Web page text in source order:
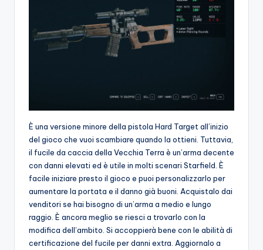
È una versione minore della pistola Hard Target all’inizio
del gioco che vuoi scambiare quando la ottieni. Tuttavia,
il fucile da caccia della Vecchia Terra è un’arma decente
con danni elevati ed è utile in molti scenari Starfield. È
facile iniziare presto il gioco e puoi personalizzarlo per
aumentare la portata e il danno già buoni. Acquistalo dai
venditori se hai bisogno di un’arma a medio e lungo
raggio. È ancora meglio se riesci a trovarlo con la
modifica dell’ambito. Si accoppierà bene con le abilità di
certificazione del fucile per danni extra. Aggiornalo a